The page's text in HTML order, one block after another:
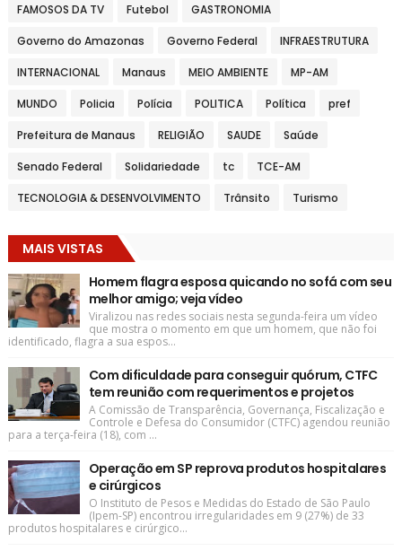
FAMOSOS DA TV Futebol GASTRONOMIA
Governo do Amazonas Governo Federal INFRAESTRUTURA
INTERNACIONAL Manaus MEIO AMBIENTE MP-AM
MUNDO Policia Polícia POLITICA Política pref
Prefeitura de Manaus RELIGIÃO SAUDE Saúde
Senado Federal Solidariedade tc TCE-AM
TECNOLOGIA & DESENVOLVIMENTO Trânsito Turismo
MAIS VISTAS
Homem flagra esposa quicando no sofá com seu
melhor amigo; veja vídeo
Viralizou nas redes sociais nesta segunda-feira um vídeo
que mostra o momento em que um homem, que não foi
identificado, flagra a sua espos...
Com dificuldade para conseguir quórum, CTFC
tem reunião com requerimentos e projetos
A Comissão de Transparência, Governança, Fiscalização e
Controle e Defesa do Consumidor (CTFC) agendou reunião
para a terça-feira (18), com ...
Operação em SP reprova produtos hospitalares
e cirúrgicos
O Instituto de Pesos e Medidas do Estado de São Paulo
(Ipem-SP) encontrou irregularidades em 9 (27%) de 33
produtos hospitalares e cirúrgico...